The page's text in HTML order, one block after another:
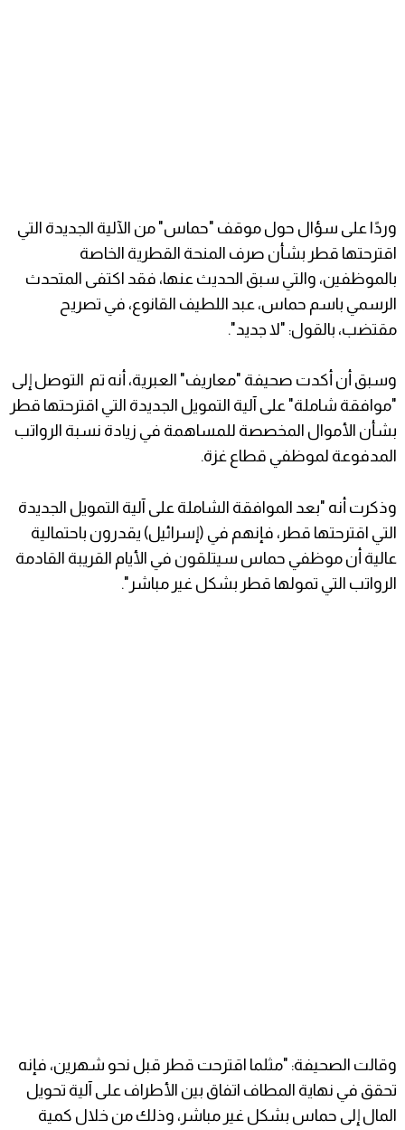
وردًا على سؤال حول موقف "حماس" من الآلية الجديدة التي
اقترحتها قطر بشأن صرف المنحة القطرية الخاصة
بالموظفين، والتي سبق الحديث عنها، فقد اكتفى المتحدث
الرسمي باسم حماس، عبد اللطيف القانوع، في تصريح
مقتضب، بالقول: "لا جديد".
وسبق أن أكدت صحيفة "معاريف" العبرية، أنه تم التوصل إلى
"موافقة شاملة" على آلية التمويل الجديدة التي اقترحتها قطر
بشأن الأموال المخصصة للمساهمة في زيادة نسبة الرواتب
المدفوعة لموظفي قطاع غزة.
وذكرت أنه "بعد الموافقة الشاملة على آلية التمويل الجديدة
التي اقترحتها قطر، فإنهم في (إسرائيل) يقدرون باحتمالية
عالية أن موظفي حماس سيتلقون في الأيام القريبة القادمة
الرواتب التي تمولها قطر بشكل غير مباشر".
وقالت الصحيفة: "مثلما اقترحت قطر قبل نحو شهرين، فإنه
تحقق في نهاية المطاف اتفاق بين الأطراف على آلية تحويل
المال إلى حماس بشكل غير مباشر، وذلك من خلال كمية